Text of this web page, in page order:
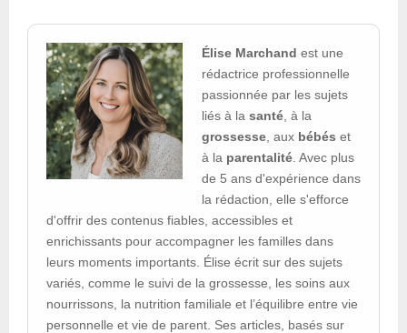
Élise Marchand est une
rédactrice professionnelle
passionnée par les sujets
liés à la santé , à la
grossesse , aux bébés et
à la parentalité . Avec plus
de 5 ans d'expérience dans
la rédaction, elle s'efforce
d'offrir des contenus fiables, accessibles et
enrichissants pour accompagner les familles dans
leurs moments importants. Élise écrit sur des sujets
variés, comme le suivi de la grossesse, les soins aux
nourrissons, la nutrition familiale et l’équilibre entre vie
personnelle et vie de parent. Ses articles, basés sur